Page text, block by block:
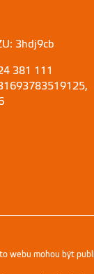
3hdj9cb
381 111
webu mohou být